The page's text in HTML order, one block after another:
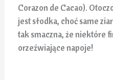
Corazon de Cacao).
jest słodka, choć same
tak smaczna, że niektóre
orzeźwiające napoje!